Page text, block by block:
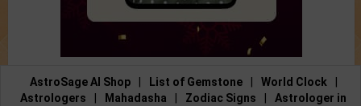
AstroSage AI Shop List of Gemstone World Clock
Astrologers
Mahadasha Zodiac Signs
Astrologer in